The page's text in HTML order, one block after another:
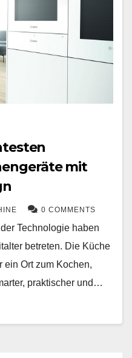
mit
0 COMMENTS
Technologie haben
betreten. Die Küche
ein Ort zum Kochen,
praktischer und…